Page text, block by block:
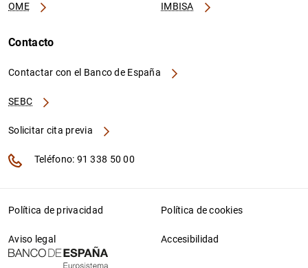
OME IMBISA
Contacto
Contactar con el Banco de España
SEBC
Solicitar cita previa
Teléfono: 91 338 50 00
Política de privacidad Política de cookies
Aviso legal Accesibilidad